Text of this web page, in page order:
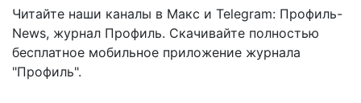
Читайте наши каналы в Макс и Telegram: Профиль-
News, журнал Профиль. Скачивайте полностью
бесплатное мобильное приложение журнала
"Профиль".